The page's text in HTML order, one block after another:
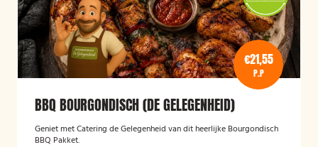
€21,55
P.P
BBQ BOURGONDISCH (DE GELEGENHEID)
Geniet met Catering de Gelegenheid van dit heerlijke Bourgondisch
BBQ Pakket.